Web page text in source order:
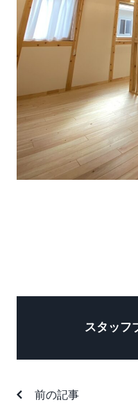
スタッフ
前の記事